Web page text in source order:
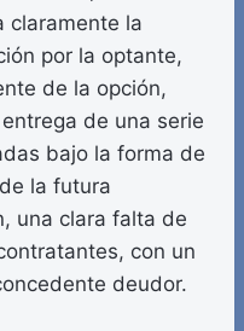
claramente la
por la optante,
de la opción,
de una serie
bajo la forma de
la futura
una clara falta de
con un
deudor.